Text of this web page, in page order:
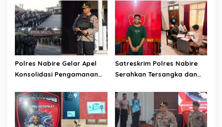
CURANMOR, SEPEDA MOTOR
BERHASIL DIAMANKAN
Kepada DPR Papua Tengah
Polres Nabire Gelar Apel
Konsolidasi Pengamanan
Pelajar Mahasiswa Intan
Jaya Se-Indonesia
Satreskrim Polres Nabire
Serahkan Tersangka dan
Penganiayaan yang
Mengakibatkan Korban
Meninggal Dunia ke